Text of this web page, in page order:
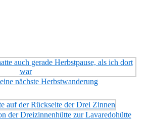
nächste Herbstwanderung
der Dreizinnenhütte zur Lavaredohütte